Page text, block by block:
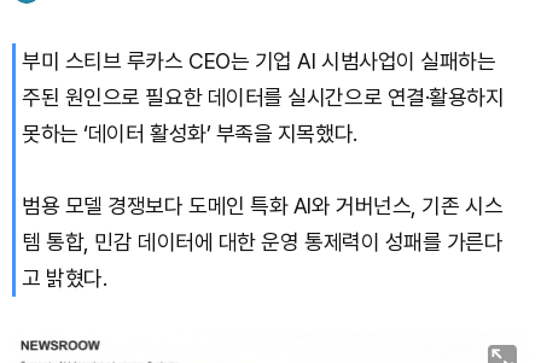
Solana (SOL) ₩108,368(+0.87%)
TRON (TRX)
Dogecoin (DOGE) ₩98.61(-0.15%)
부미 스티브 루카스 CEO는 기업 AI 시범사업이 실패하는
주된 원인으로 필요한 데이터를 실시간으로 연결·활용하지
못하는 ‘데이터 활성화’ 부족을 지목했다.
범용 모델 경쟁보다 도메인 특화 AI와 거버넌스, 기존 시스
템 통합, 민감 데이터에 대한 운영 통제력이 성패를 가른다
고 밝혔다.